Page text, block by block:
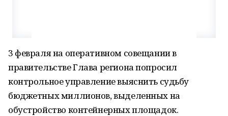
3 февраля на оперативном совещании в
правительстве Глава региона попросил
контрольное управление выяснить судьбу
бюджетных миллионов, выделенных на
обустройство контейнерных площадок.